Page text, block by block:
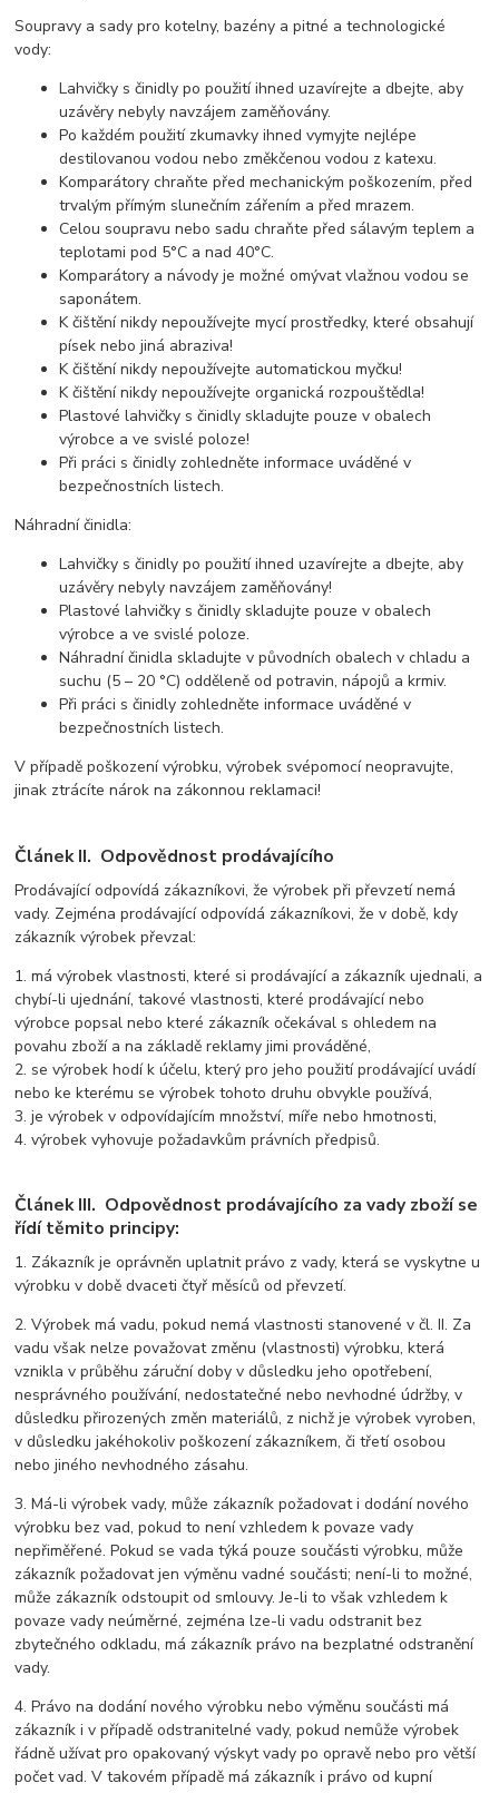
Soupravy a sady pro kotelny, bazény a pitné a technologické
vody:
Lahvičky s činidly po použití ihned uzavírejte a dbejte, aby
uzávěry nebyly navzájem zaměňovány.
Po každém použití zkumavky ihned vymyjte nejlépe
destilovanou vodou nebo změkčenou vodou z katexu.
Komparátory chraňte před mechanickým poškozením, před
trvalým přímým slunečním zářením a před mrazem.
Celou soupravu nebo sadu chraňte před sálavým teplem a
teplotami pod 5°C a nad 40°C.
Komparátory a návody je možné omývat vlažnou vodou se
saponátem.
K čištění nikdy nepoužívejte mycí prostředky, které obsahují
písek nebo jiná abraziva!
K čištění nikdy nepoužívejte automatickou myčku!
K čištění nikdy nepoužívejte organická rozpouštědla!
Plastové lahvičky s činidly skladujte pouze v obalech
výrobce a ve svislé poloze!
Při práci s činidly zohledněte informace uváděné v
bezpečnostních listech.
Náhradní činidla:
Lahvičky s činidly po použití ihned uzavírejte a dbejte, aby
uzávěry nebyly navzájem zaměňovány!
Plastové lahvičky s činidly skladujte pouze v obalech
výrobce a ve svislé poloze.
Náhradní činidla skladujte v původních obalech v chladu a
suchu (5 – 20 °C) odděleně od potravin, nápojů a krmiv.
Při práci s činidly zohledněte informace uváděné v
bezpečnostních listech.
V případě poškození výrobku, výrobek svépomocí neopravujte,
jinak ztrácíte nárok na zákonnou reklamaci!
Článek II. Odpovědnost prodávajícího
Prodávající odpovídá zákazníkovi, že výrobek při převzetí nemá
vady. Zejména prodávající odpovídá zákazníkovi, že v době, kdy
zákazník výrobek převzal:
1. má výrobek vlastnosti, které si prodávající a zákazník ujednali, a
chybí-li ujednání, takové vlastnosti, které prodávající nebo
výrobce popsal nebo které zákazník očekával s ohledem na
povahu zboží a na základě reklamy jimi prováděné,
2. se výrobek hodí k účelu, který pro jeho použití prodávající uvádí
nebo ke kterému se výrobek tohoto druhu obvykle používá,
3. je výrobek v odpovídajícím množství, míře nebo hmotnosti,
4. výrobek vyhovuje požadavkům právních předpisů.
Článek III. Odpovědnost prodávajícího za vady zboží se
řídí těmito principy:
1. Zákazník je oprávněn uplatnit právo z vady, která se vyskytne u
výrobku v době dvaceti čtyř měsíců od převzetí.
2. Výrobek má vadu, pokud nemá vlastnosti stanovené v čl. II. Za
vadu však nelze považovat změnu (vlastnosti) výrobku, která
vznikla v průběhu záruční doby v důsledku jeho opotřebení,
nesprávného používání, nedostatečné nebo nevhodné údržby, v
důsledku přirozených změn materiálů, z nichž je výrobek vyroben,
v důsledku jakéhokoliv poškození zákazníkem, či třetí osobou
nebo jiného nevhodného zásahu.
3. Má-li výrobek vady, může zákazník požadovat i dodání nového
výrobku bez vad, pokud to není vzhledem k povaze vady
nepřiměřené. Pokud se vada týká pouze součásti výrobku, může
zákazník požadovat jen výměnu vadné součásti; není-li to možné,
může zákazník odstoupit od smlouvy. Je-li to však vzhledem k
povaze vady neúměrné, zejména lze-li vadu odstranit bez
zbytečného odkladu, má zákazník právo na bezplatné odstranění
vady.
4. Právo na dodání nového výrobku nebo výměnu součásti má
zákazník i v případě odstranitelné vady, pokud nemůže výrobek
řádně užívat pro opakovaný výskyt vady po opravě nebo pro větší
počet vad. V takovém případě má zákazník i právo od kupní